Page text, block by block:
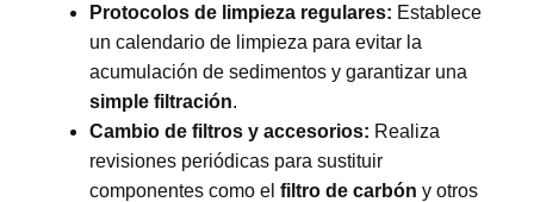
Protocolos de limpieza regulares: Establece
un calendario de limpieza para evitar la
acumulación de sedimentos y garantizar una
simple filtración.
Cambio de filtros y accesorios: Realiza
revisiones periódicas para sustituir
componentes como el filtro de carbón y otros